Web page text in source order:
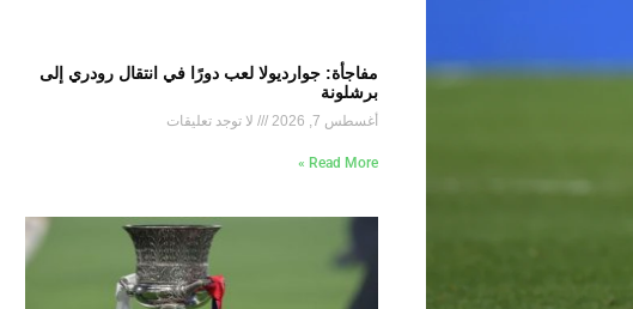
مفاجأة: جوارديولا لعب دورًا في انتقال رودري إلى
برشلونة
أغسطس 7, 2026 لا توجد تعليقات
Read More »